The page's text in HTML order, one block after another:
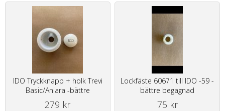
IDO Tryckknapp + holk Trevi
Basic/Aniara -bättre
begagnad
279 kr
Lockfäste 60671 till IDO -59 -
bättre begagnad
75 kr